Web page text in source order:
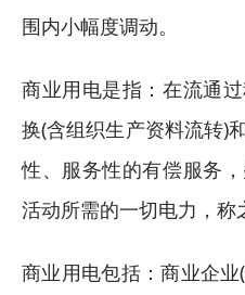
围内小幅度调动。
商业用电是指：在流通
换(含组织生产资料流转)
性、服务性的有偿服务
活动所需的一切电力，称
商业用电包括：商业企